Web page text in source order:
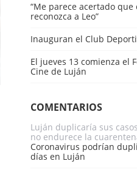
“Me parece acertado
reconozca a Leo”
Inauguran el Club
El jueves 13 comienza el
Cine de Luján
COMENTARIOS
Luján duplicaría sus
no endurece la
Coronavirus podrían
días en Luján